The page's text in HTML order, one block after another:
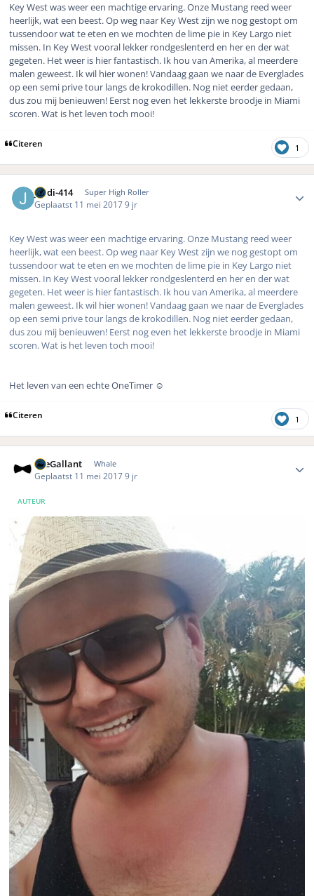
Key West was weer een machtige ervaring. Onze Mustang reed weer
heerlijk, wat een beest. Op weg naar Key West zijn we nog gestopt om
tussendoor wat te eten en we mochten de lime pie in Key Largo niet
missen. In Key West vooral lekker rondgeslenterd en her en der wat
gegeten. Het weer is hier fantastisch. Ik hou van Amerika, al meerdere
malen geweest. Ik wil hier wonen! Vandaag gaan we naar de Everglades
op een semi prive tour langs de krokodillen. Nog niet eerder gedaan,
dus zou mij benieuwen! Eerst nog even het lekkerste broodje in Miami
scoren. Wat is het leven toch mooi!
Citeren 1
jordi-414 Super High Roller
Geplaatst 11 mei 20179 jr
Key West was weer een machtige ervaring. Onze Mustang reed weer
heerlijk, wat een beest. Op weg naar Key West zijn we nog gestopt om
tussendoor wat te eten en we mochten de lime pie in Key Largo niet
missen. In Key West vooral lekker rondgeslenterd en her en der wat
gegeten. Het weer is hier fantastisch. Ik hou van Amerika, al meerdere
malen geweest. Ik wil hier wonen! Vandaag gaan we naar de Everglades
op een semi prive tour langs de krokodillen. Nog niet eerder gedaan,
dus zou mij benieuwen! Eerst nog even het lekkerste broodje in Miami
scoren. Wat is het leven toch mooi!
Het leven van een echte OneTimer ☺️
Citeren 1
TheGallant Whale
Geplaatst 11 mei 20179 jr
AUTEUR